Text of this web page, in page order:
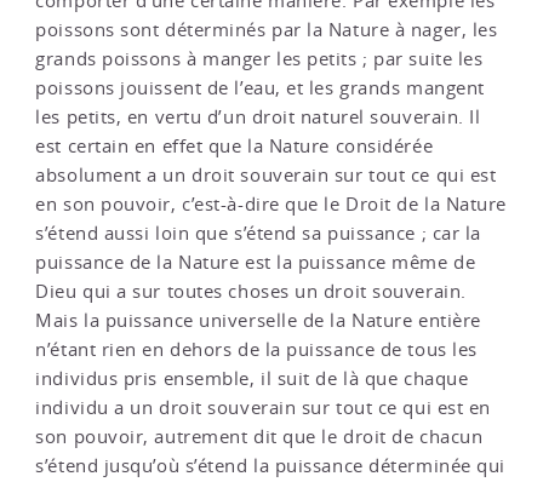
poissons sont déterminés par la Nature à nager, les
grands poissons à manger les petits ; par suite les
poissons jouissent de l’eau, et les grands mangent
les petits, en vertu d’un droit naturel souverain. Il
est certain en effet que la Nature considérée
absolument a un droit souverain sur tout ce qui est
en son pouvoir, c’est-à-dire que le Droit de la Nature
s’étend aussi loin que s’étend sa puissance ; car la
puissance de la Nature est la puissance même de
Dieu qui a sur toutes choses un droit souverain.
Mais la puissance universelle de la Nature entière
n’étant rien en dehors de la puissance de tous les
individus pris ensemble, il suit de là que chaque
individu a un droit souverain sur tout ce qui est en
son pouvoir, autrement dit que le droit de chacun
s’étend jusqu’où s’étend la puissance déterminée qui